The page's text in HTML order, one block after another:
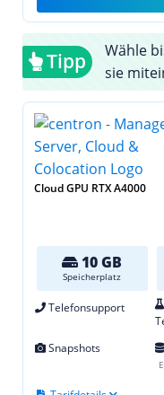
Tipp
Wähle
sie
Cloud GPU RTX A4000
10 GB
Speicherplatz
Telefonsupport
Snapshots